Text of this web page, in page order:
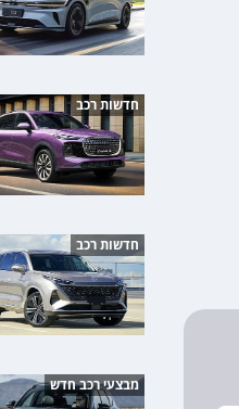
חדשות רכב
חדשות רכב
מבצעי רכב חדש